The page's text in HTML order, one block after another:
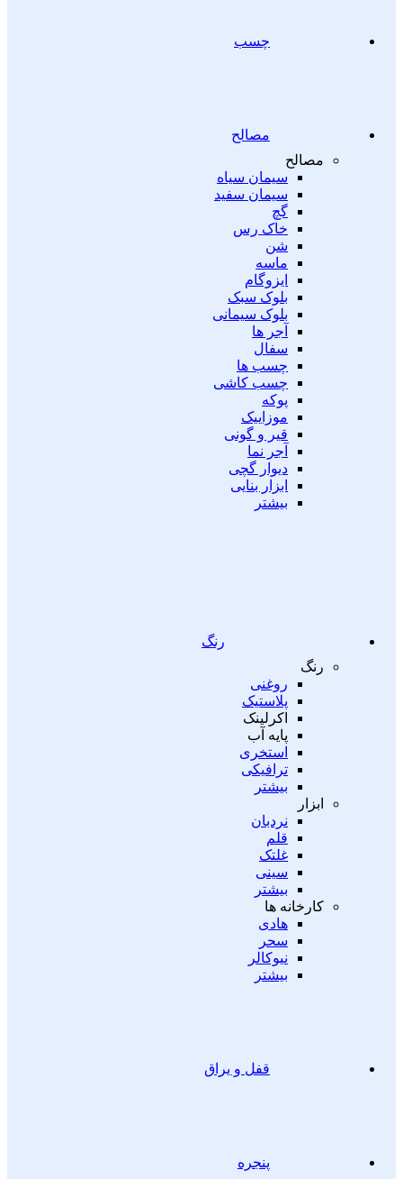
چسب
مصالح
مصالح
سیمان سیاه
سیمان سفید
گچ
خاک رس
شن
ماسه
ایزوگام
بلوک سبک
بلوک سیمانی
آجر ها
سفال
چسب ها
چسب کاشی
پوکه
موزاییک
قیر و گونی
آجر نما
دیوار گچی
ابزار بنایی
بیشتر
رنگ
رنگ
روغنی
پلاستیک
اکرلینک
پایه آب
استخری
ترافیکی
بیشتر
ابزار
نردبان
قلم
غلتک
سینی
بیشتر
کارخانه ها
هادی
سحر
نیوکالر
بیشتر
قفل و یراق
پنجره